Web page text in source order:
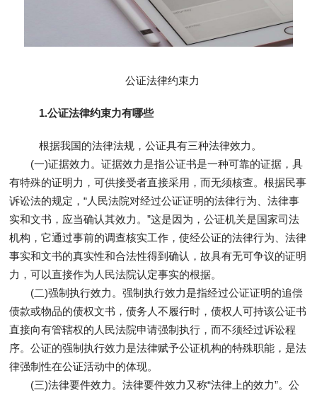
公证法律约束力
1.公证法律约束力有哪些
根据我国的法律法规，公证具有三种法律效力。
(一)证据效力。证据效力是指公证书是一种可靠的证据，具
有特殊的证明力，可供接受者直接采用，而无须核查。根据民事
诉讼法的规定，“人民法院对经过公证证明的法律行为、法律事
实和文书，应当确认其效力。”这是因为，公证机关是国家司法
机构，它通过事前的调查核实工作，使经公证的法律行为、法律
事实和文书的真实性和合法性得到确认，故具有无可争议的证明
力，可以直接作为人民法院认定事实的根据。
(二)强制执行效力。强制执行效力是指经过公证证明的追偿
债款或物品的债权文书，债务人不履行时，债权人可持该公证书
直接向有管辖权的人民法院申请强制执行，而不须经过诉讼程
序。公证的强制执行效力是法律赋予公证机构的特殊职能，是法
律强制性在公证活动中的体现。
(三)法律要件效力。法律要件效力又称“法律上的效力”。公